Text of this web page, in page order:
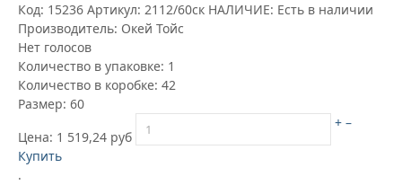
Код: 15236 Артикул: 2112/60ск НАЛИЧИЕ: Есть в наличии
Производитель: Окей Тойс
Нет голосов
Количество в упаковке: 1
Количество в коробке: 42
Размер: 60
Цена: 1 519,24 руб
+ –
Купить
.